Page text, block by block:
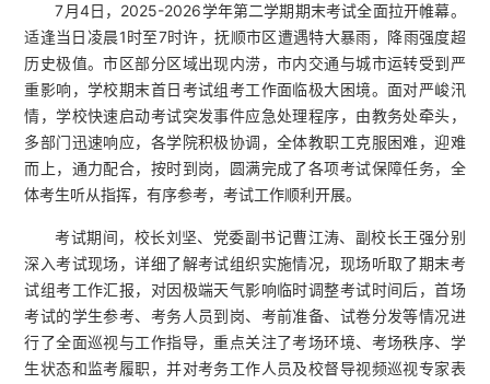
7月4日，2025-2026学年第二学期期末考试全面拉开帷幕。
适逢当日凌晨1时至7时许，抚顺市区遭遇特大暴雨，降雨强度超
历史极值。市区部分区域出现内涝，市内交通与城市运转受到严
重影响，学校期末首日考试组考工作面临极大困境。面对严峻汛
情，学校快速启动考试突发事件应急处理程序，由教务处牵头，
多部门迅速响应，各学院积极协调，全体教职工克服困难，迎难
而上，通力配合，按时到岗，圆满完成了各项考试保障任务，全
体考生听从指挥，有序参考，考试工作顺利开展。
考试期间，校长刘坚、党委副书记曹江涛、副校长王强分别
深入考试现场，详细了解考试组织实施情况，现场听取了期末考
试组考工作汇报，对因极端天气影响临时调整考试时间后，首场
考试的学生参考、考务人员到岗、考前准备、试卷分发等情况进
行了全面巡视与工作指导，重点关注了考场环境、考场秩序、学
生状态和监考履职，并对考务工作人员及校督导视频巡视专家表